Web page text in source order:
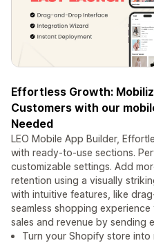
Effortless Growth:
Customers with our
Needed
LEO Mobile App Builder,
with ready-to-use sections.
customizable settings. Add
retention using a visually
with intuitive features, like
seamless shopping
sales and revenue by sending
Turn your Shopify store into